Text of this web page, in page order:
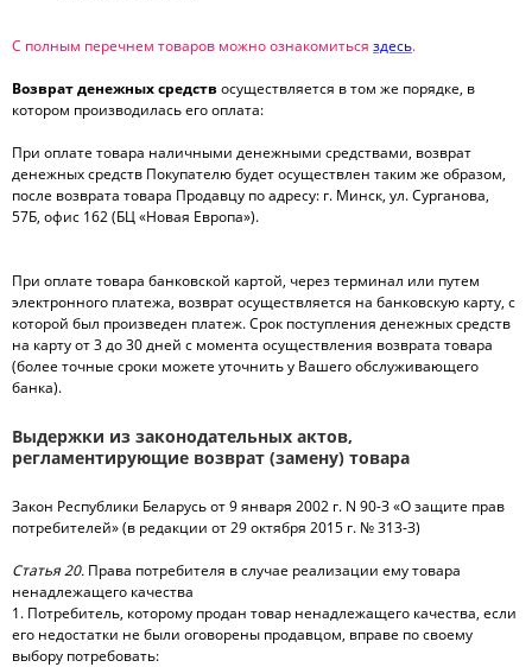
С полным перечнем товаров можно ознакомиться здесь.
Возврат денежных средств осуществляется в том же порядке, в
котором производилась его оплата:
При оплате товара наличными денежными средствами, возврат
денежных средств Покупателю будет осуществлен таким же образом,
после возврата товара Продавцу по адресу: г. Минск, ул. Сурганова,
57Б, офис 162 (БЦ «Новая Европа»).
При оплате товара банковской картой, через терминал или путем
электронного платежа, возврат осуществляется на банковскую карту, с
которой был произведен платеж. Срок поступления денежных средств
на карту от 3 до 30 дней с момента осуществления возврата товара
(более точные сроки можете уточнить у Вашего обслуживающего
банка).
Выдержки из законодательных актов,
регламентирующие возврат (замену) товара
Закон Республики Беларусь от 9 января 2002 г. N 90-З «О защите прав
потребителей» (в редакции от 29 октября 2015 г. № 313-З)
Статья 20. Права потребителя в случае реализации ему товара
ненадлежащего качества
1. Потребитель, которому продан товар ненадлежащего качества, если
его недостатки не были оговорены продавцом, вправе по своему
выбору потребовать: